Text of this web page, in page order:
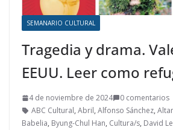
SEMANARIO CULTURAL
Tragedia y drama.
EEUU. Leer como
4 de noviembre de 2024
0 comentarios
ABC Cultural, Abril, Alfonso Sánchez,
Babelia, Byung-Chul Han, Cultura/s, David